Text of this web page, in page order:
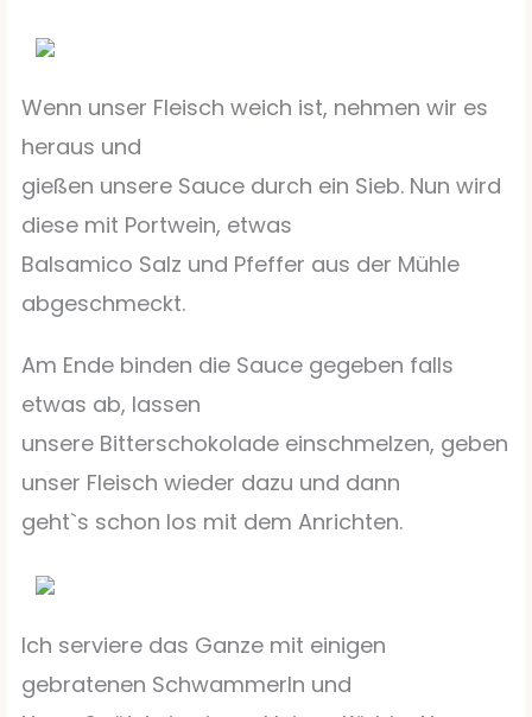
Wenn unser Fleisch weich ist, nehmen wir es
heraus und
gießen unsere Sauce durch ein Sieb. Nun wird
diese mit Portwein, etwas
Balsamico Salz und Pfeffer aus der Mühle
abgeschmeckt.
Am Ende binden die Sauce gegeben falls
etwas ab, lassen
unsere Bitterschokolade einschmelzen, geben
unser Fleisch wieder dazu und dann
geht`s schon los mit dem Anrichten.
Ich serviere das Ganze mit einigen
gebratenen Schwammerln und